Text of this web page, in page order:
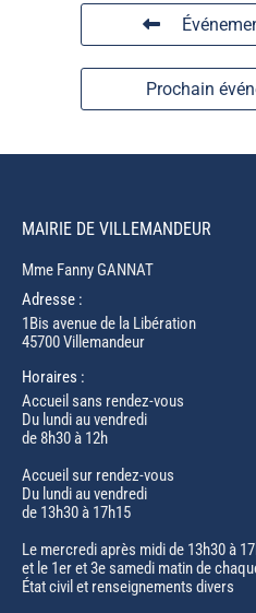
Prochain
MAIRIE DE VILLEMANDEUR
Mme Fanny GANNAT
Adresse :
1Bis avenue de la Libération
45700 Villemandeur
Horaires :
Accueil sans rendez-vous
Du lundi au vendredi
de 8h30 à 12h
Accueil sur rendez-vous
Du lundi au vendredi
de 13h30 à 17h15
Le mercredi après midi de 13h30 à
et le 1er et 3e samedi matin de
État civil et renseignements divers